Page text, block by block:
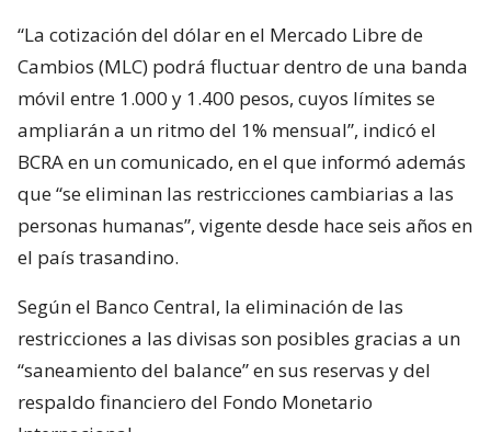
“La cotización del dólar en el Mercado Libre de
Cambios (MLC) podrá fluctuar dentro de una banda
móvil entre 1.000 y 1.400 pesos, cuyos límites se
ampliarán a un ritmo del 1% mensual”, indicó el
BCRA en un comunicado, en el que informó además
que “se eliminan las restricciones cambiarias a las
personas humanas”, vigente desde hace seis años en
el país trasandino.
Según el Banco Central, la eliminación de las
restricciones a las divisas son posibles gracias a un
“saneamiento del balance” en sus reservas y del
respaldo financiero del Fondo Monetario